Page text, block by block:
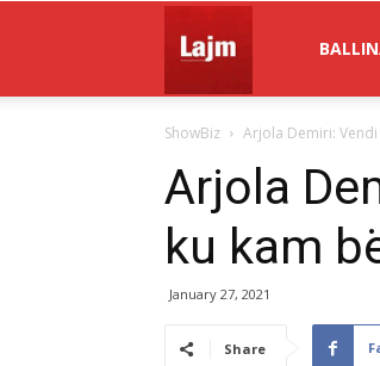
Lajm
ShowBiz Arjola Demiri:
Arjola
ku kam
January 27, 2021
Share